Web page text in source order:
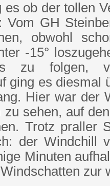
es ob der tollen
Vom GH
obwohl
-15°
zu folgen,
ging es diesmal
Hier war der
zu sehen, auf
Trotz praller
der Windchill
Minuten
zur